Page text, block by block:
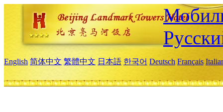
English 简体中文 繁體中文 日本語 한국어 Deutsch Français